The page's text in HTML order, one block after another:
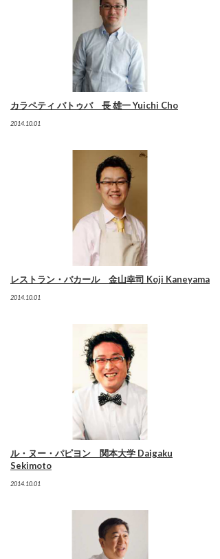
カラペティ バトゥバ 長 雄一 Yuichi Cho
2014.10.01
レストラン・バカール 金山幸司 Koji Kaneyama
2014.10.01
ル・ヌー・パピヨン 関本大学 Daigaku
Sekimoto
2014.10.01